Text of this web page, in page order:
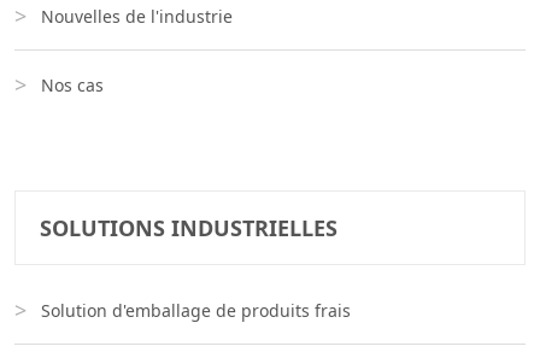
Nouvelles de l'industrie
Nos cas
SOLUTIONS INDUSTRIELLES
Solution d'emballage de produits frais